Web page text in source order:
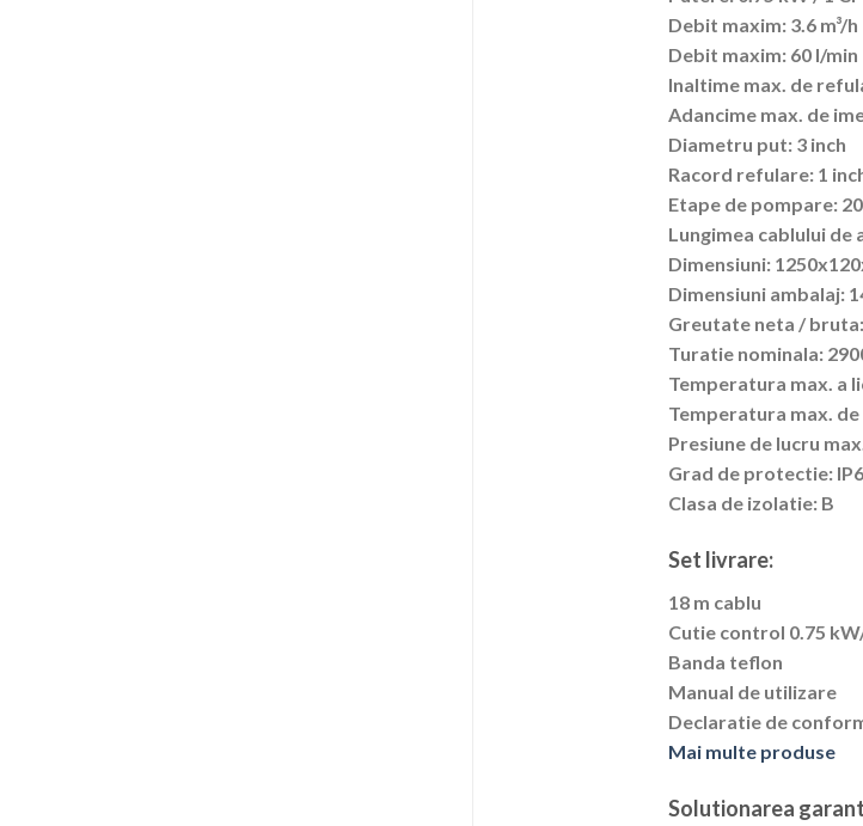
Debit maxim: 3.6 m³/h
Debit maxim: 60 l/min
Inaltime max. de
Adancime max. de
Diametru put: 3 inch
Racord refulare: 1
Etape de pompare: 20
Lungimea cablului de
Dimensiuni:
Dimensiuni ambalaj:
Greutate neta /
Turatie nominala:
Temperatura max. a
Temperatura max.
Presiune de lucru
Grad de protectie:
Clasa de izolatie: B
Set livrare:
18 m cablu
Cutie control 0.75
Banda teflon
Manual de utilizare
Declaratie de
Mai multe produse
Solutionarea